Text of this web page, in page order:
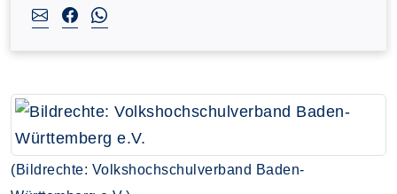
(Bildrechte: Volkshochschulverband Baden-